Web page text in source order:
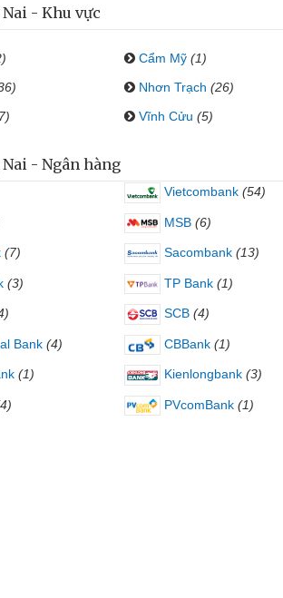
- Khu vực
Cẩm Mỹ (1)
Nhơn Trạch (26)
Vĩnh Cửu (5)
- Ngân hàng
Vietcombank (54)
MSB (6)
(7) Sacombank (13)
(3) TP Bank (1)
SCB (4)
Bank (4) CBBank (1)
(1) Kienlongbank (3)
PVcomBank (1)